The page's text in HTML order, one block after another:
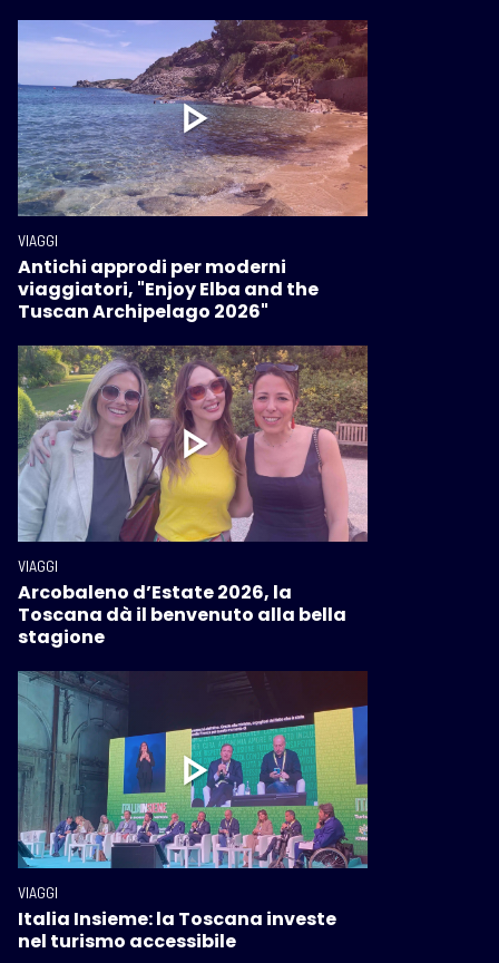
VIAGGI
Antichi approdi per moderni
viaggiatori, "Enjoy Elba and the
Tuscan Archipelago 2026"
VIAGGI
Arcobaleno d’Estate 2026, la
Toscana dà il benvenuto alla bella
stagione
VIAGGI
Italia Insieme: la Toscana investe
nel turismo accessibile